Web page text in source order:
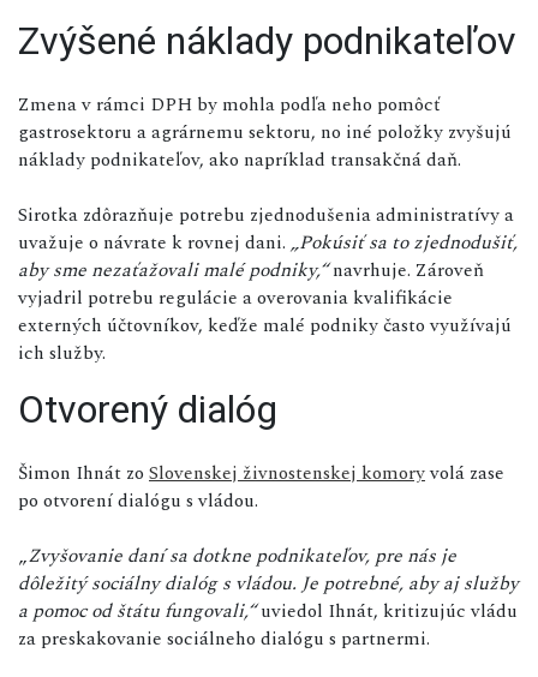
Zvýšené náklady podnikateľov
Zmena v rámci DPH by mohla podľa neho pomôcť
gastrosektoru a agrárnemu sektoru, no iné položky zvyšujú
náklady podnikateľov, ako napríklad transakčná daň.
Sirotka zdôrazňuje potrebu zjednodušenia administratívy a
uvažuje o návrate k rovnej dani. „Pokúsiť sa to zjednodušiť,
aby sme nezaťažovali malé podniky,“navrhuje. Zároveň
vyjadril potrebu regulácie a overovania kvalifikácie
externých účtovníkov, keďže malé podniky často využívajú
ich služby.
Otvorený dialóg
Šimon Ihnát zo Slovenskej živnostenskej komoryvolá zase
po otvorení dialógu s vládou.
„Zvyšovanie daní sa dotkne podnikateľov, pre nás je
dôležitý sociálny dialóg s vládou. Je potrebné, aby aj služby
a pomoc od štátu fungovali,“uviedol Ihnát, kritizujúc vládu
za preskakovanie sociálneho dialógu s partnermi.